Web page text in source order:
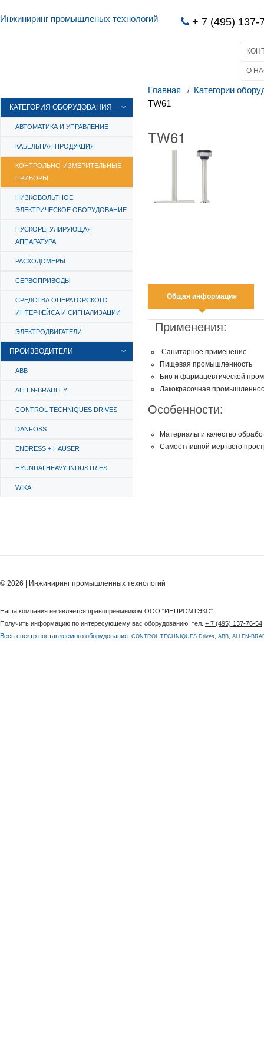
Инжиниринг промышленых технологий + 7 (495) 137-
О
КАТЕГОРИЯ ОБОРУДОВАНИЯ
АВТОМАТИКА И УПРАВЛЕНИЕ
КАБЕЛЬНАЯ ПРОДУКЦИЯ
КОНТРОЛЬНО-ИЗМЕРИТЕЛЬНЫЕ
ПРИБОРЫ
НИЗКОВОЛЬТНОЕ
ЭЛЕКТРИЧЕСКОЕ ОБОРУДОВАНИЕ
ПУСКОРЕГУЛИРУЮЩАЯ
АППАРАТУРА
РАСХОДОМЕРЫ
СЕРВОПРИВОДЫ
СРЕДСТВА ОПЕРАТОРСКОГО
ИНТЕРФЕЙСА И СИГНАЛИЗАЦИИ
ЭЛЕКТРОДВИГАТЕЛИ
ПРОИЗВОДИТЕЛИ
ABB
ALLEN-BRADLEY
CONTROL TECHNIQUES DRIVES
DANFOSS
ENDRESS + HAUSER
HYUNDAI HEAVY INDUSTRIES
WIKA
Главная
Категории
TW61
TW61
Общая информация
Применения:
Санитарное применение
Пищевая промышленность
Био и фармацевтической
Лакокрасочная
Особенности:
Материалы и качество
Самоотливной мертвого
© 2026 | Инжиниринг промышленных технологий
Наша компания не является правопреемником ООО "ИНПРОМТЭКС".
Получить информацию по интересующему вас оборудованию: тел. + 7 (495) 137-76-54
Весь спектр поставляемого оборудования: CONTROL TECHNIQUES Drives ABB ALLEN-